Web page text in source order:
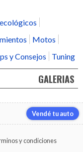
Motos
y Consejos Tuning
GALERIAS
Vendé tu auto
y condiciones